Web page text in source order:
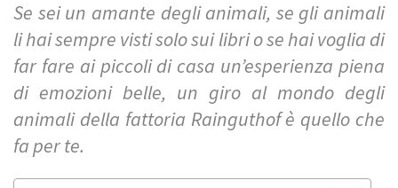
Se sei un amante degli animali, se gli animali
li hai sempre visti solo sui libri o se hai voglia di
far fare ai piccoli di casa un’esperienza piena
di emozioni belle, un giro al mondo degli
animali della fattoria Rainguthof è quello che
fa per te.